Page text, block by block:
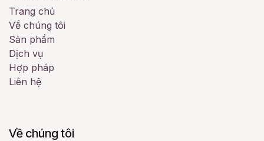
Trang chủ
Về chúng tôi
Sản phẩm
Dịch vụ
Hợp pháp
Liên hệ
Về chúng tôi